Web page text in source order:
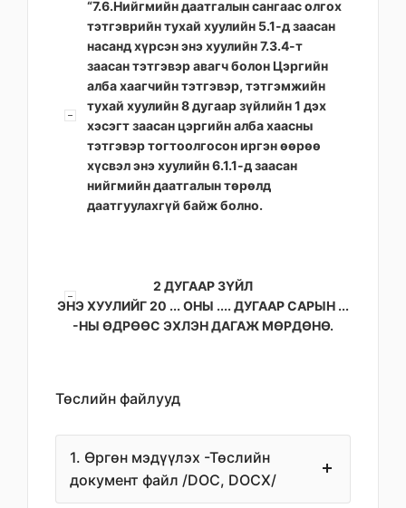
“7.6.Нийгмийн даатгалын сангаас олгох
тэтгэврийн тухай хуулийн 5.1-д заасан
насанд хүрсэн энэ хуулийн 7.3.4-т
заасан тэтгэвэр авагч болон Цэргийн
алба хаагчийн тэтгэвэр, тэтгэмжийн
тухай хуулийн 8 дугаар зүйлийн 1 дэх
хэсэгт заасан цэргийн алба хаасны
тэтгэвэр тогтоолгосон иргэн өөрөө
хүсвэл энэ хуулийн 6.1.1-д заасан
нийгмийн даатгалын төрөлд
даатгуулахгүй байж болно.
2 ДУГААР ЗҮЙЛ
ЭНЭ ХУУЛИЙГ 20 ... ОНЫ .... ДУГААР САРЫН ...
-НЫ ӨДРӨӨС ЭХЛЭН ДАГАЖ МӨРДӨНӨ.
Төслийн файлууд
1. Өргөн мэдүүлэх -Төслийн
документ файл /DOC, DOCX/